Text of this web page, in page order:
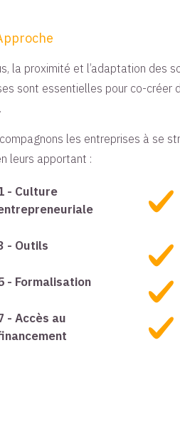
la proximité et l’adaptation des
sont essentielles pour co-créer
les entreprises à se
leurs apportant :
- Culture
- Outils
- Formalisation
- Accès au